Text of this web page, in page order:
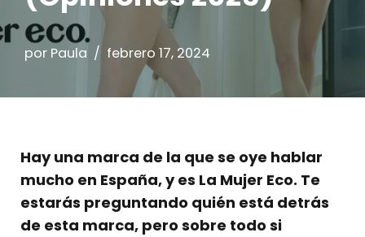
por Paula febrero 17, 2024
Hay una marca de la que se oye hablar
mucho en España, y es La Mujer Eco. Te
estarás preguntando quién está detrás
de esta marca, pero sobre todo si